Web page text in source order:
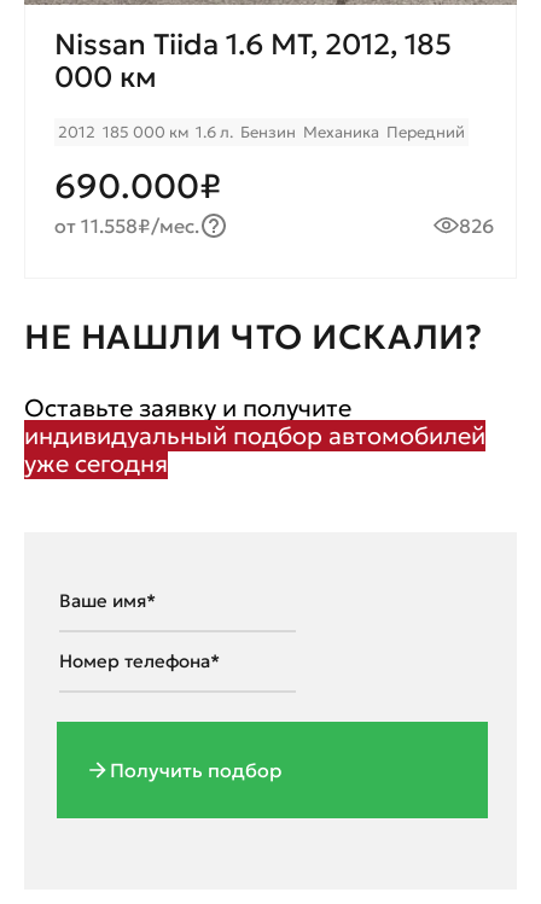
Nissan Tiida 1.6 MT, 2012, 185
000 км
2012 185 000 км 1.6 л. Бензин Механика Передний
690.000₽
от 11.558₽/мес. 826
НЕ НАШЛИ ЧТО ИСКАЛИ?
Оставьте заявку и получите
индивидуальный подбор автомобилей
уже сегодня
Получить подбор